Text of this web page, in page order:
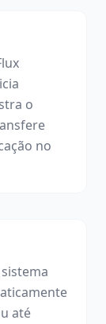
o
no
até